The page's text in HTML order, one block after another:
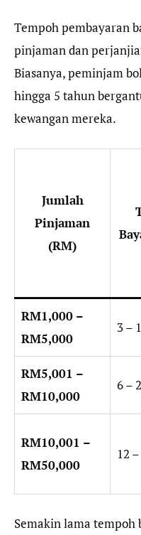
Tempoh pembayaran
pinjaman dan
Biasanya, peminjam
hingga 5 tahun
kewangan mereka.
Jumlah
Pinjaman
(RM)
RM1,000 –
RM5,000
3 –
RM5,001 –
RM10,000
6 –
RM10,001 –
RM50,000
12
Semakin lama